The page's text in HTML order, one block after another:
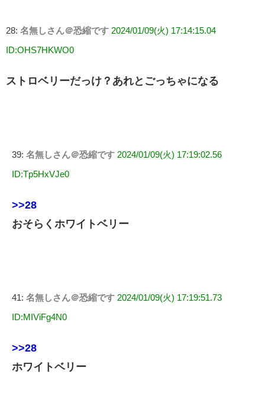
28: 名無しさん＠恐縮です 2024/01/09(火) 17:14:15.04
ID:OHS7HKWO0
ストロベリーだっけ？あれとごっちゃになる
39: 名無しさん＠恐縮です 2024/01/09(火) 17:19:02.56
ID:Tp5HxVJe0
>>28
おそらくホワイトベリー
41: 名無しさん＠恐縮です 2024/01/09(火) 17:19:51.73
ID:MIViFg4N0
>>28
ホワイトベリー